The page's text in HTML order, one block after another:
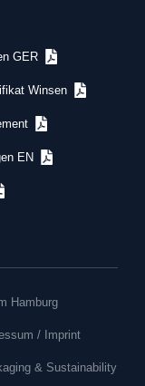
GER
Winsen
EN
Hamburg
/ Imprint
& Sustainability